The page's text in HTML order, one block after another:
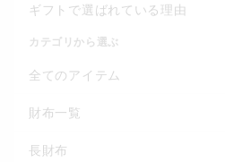
ギフトで選ばれている理由
カテゴリから選ぶ
全てのアイテム
財布一覧
長財布